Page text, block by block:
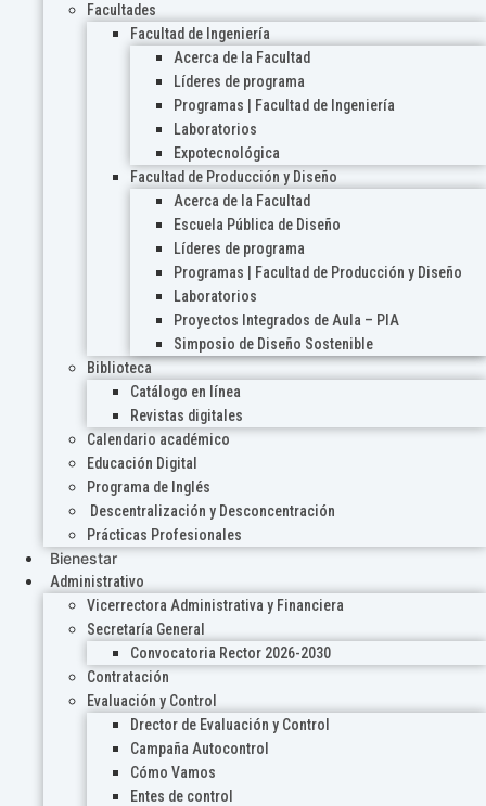
Facultades
Facultad de Ingeniería
Acerca de la Facultad
Líderes de programa
Programas | Facultad de Ingeniería
Laboratorios
Expotecnológica
Facultad de Producción y Diseño
Acerca de la Facultad
Escuela Pública de Diseño
Líderes de programa
Programas | Facultad de Producción y Diseño
Laboratorios
Proyectos Integrados de Aula – PIA
Simposio de Diseño Sostenible
Biblioteca
Catálogo en línea
Revistas digitales
Calendario académico
Educación Digital
Programa de Inglés
Descentralización y Desconcentración
Prácticas Profesionales
Bienestar
Administrativo
Vicerrectora Administrativa y Financiera
Secretaría General
Convocatoria Rector 2026-2030
Contratación
Evaluación y Control
Drector de Evaluación y Control
Campaña Autocontrol
Cómo Vamos
Entes de control